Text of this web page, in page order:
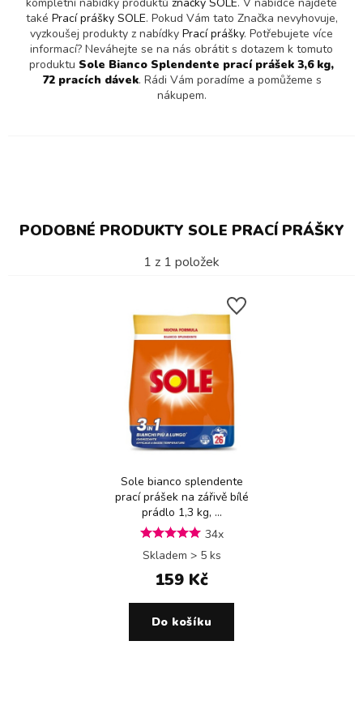
také Prací prášky SOLE. Pokud Vám tato Značka nevyhovuje,
vyzkoušej produkty z nabídky Prací prášky. Potřebujete více
informací? Neváhejte se na nás obrátit s dotazem k tomuto
produktu Sole Bianco Splendente prací prášek 3,6 kg,
72 pracích dávek. Rádi Vám poradíme a pomůžeme s
nákupem.
PODOBNÉ PRODUKTY SOLE PRACÍ PRÁŠKY
1 z 1 položek
Sole bianco splendente
prací prášek na zářivě bílé
prádlo 1,3 kg, ...
34x
Skladem > 5 ks
159 Kč
Do košíku